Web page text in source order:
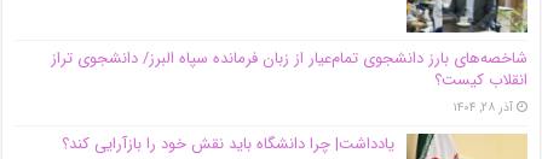
شاخصه‌های بارز دانشجوی تمام‌عیار از زبان فرمانده سپاه البرز/ دانشجوی تراز
انقلاب کیست؟
آذر ۲۸, ۱۴۰۴
یادداشت| چرا دانشگاه باید نقش خود را بازآرایی کند؟